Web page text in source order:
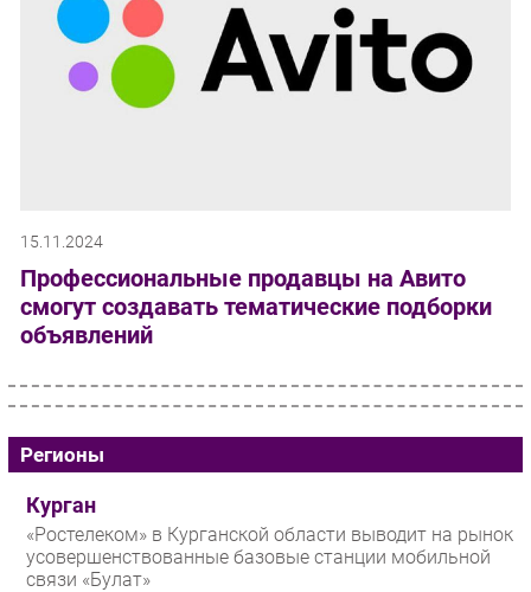
15.11.2024
Профессиональные продавцы на Авито
смогут создавать тематические подборки
объявлений
Регионы
Курган
«Ростелеком» в Курганской области выводит на рынок
усовершенствованные базовые станции мобильной
связи «Булат»